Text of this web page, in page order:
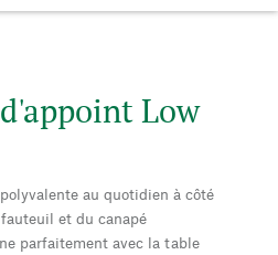
Low
au quotidien à côté
et du canapé
parfaitement avec la table